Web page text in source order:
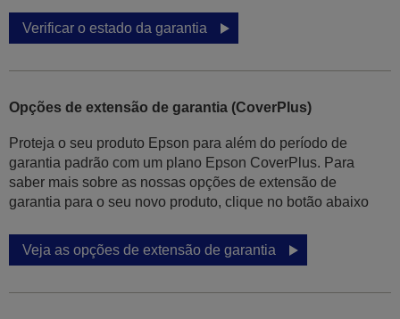
Verificar o estado da garantia
Opções de extensão de garantia (CoverPlus)
Proteja o seu produto Epson para além do período de
garantia padrão com um plano Epson CoverPlus. Para
saber mais sobre as nossas opções de extensão de
garantia para o seu novo produto, clique no botão abaixo
Veja as opções de extensão de garantia